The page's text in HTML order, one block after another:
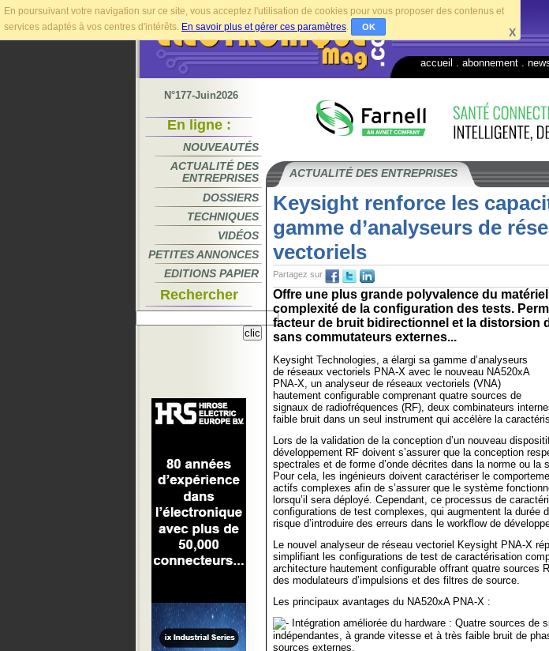
En poursuivant votre navigation sur ce site, vous acceptez l'utilisation de cookies pour vous proposer des contenus et
services adaptés à vos centres d'intérêts. En savoir plus et gérer ces paramètres. OK X
accueil abonnement
N°177-Juin2026
En ligne :
NOUVEAUTÉS
ACTUALITÉ DES
ENTREPRISES
DOSSIERS
TECHNIQUES
VIDÉOS
PETITES ANNONCES
EDITIONS PAPIER
Rechercher
ACTUALITÉ DES ENTREPRISES
Keysight renforce les
gamme d’analyseurs de
vectoriels
Partagez sur
Offre une plus grande polyvalence du
complexité de la configuration des tests.
facteur de bruit bidirectionnel et la distorsion
sans commutateurs externes...
Keysight Technologies, a élargi sa gamme d’analyseurs
de réseaux vectoriels PNA-X avec le nouveau NA520xA
PNA-X, un analyseur de réseaux vectoriels (VNA)
hautement configurable comprenant quatre sources de
signaux de radiofréquences (RF), deux combinateurs
faible bruit dans un seul instrument qui accélère la
Lors de la validation de la conception d’un nouveau
développement RF doivent s’assurer que la conception
spectrales et de forme d’onde décrites dans la norme ou la
Pour cela, les ingénieurs doivent caractériser le
actifs complexes afin de s’assurer que le système
lorsqu’il sera déployé. Cependant, ce processus de
configurations de test complexes, qui augmentent la durée
risque d’introduire des erreurs dans le workflow de
Le nouvel analyseur de réseau vectoriel Keysight PNA-X
simplifiant les configurations de test de caractérisation
architecture hautement configurable offrant quatre sources
des modulateurs d’impulsions et des filtres de source.
Les principaux avantages du NA520xA PNA-X :
Intégration améliorée du hardware : Quatre sources de
indépendantes, à grande vitesse et à très faible bruit de
sources externes.